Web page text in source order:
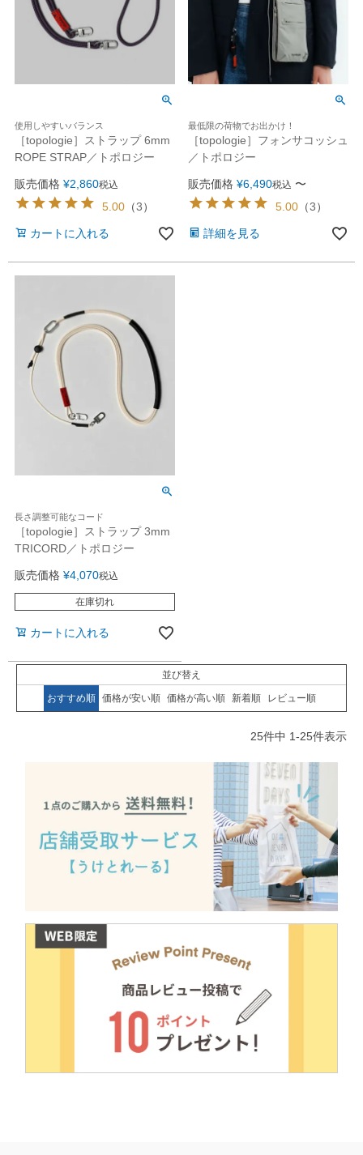
使用しやすいバランス
［topologie］ストラップ 6mm
ROPE STRAP／トポロジー
販売価格 ¥2,860税込
5.00 （3）
カートに入れる
最低限の荷物でお出かけ！
［topologie］フォンサコッシュ
／トポロジー
販売価格 ¥6,490税込 〜
5.00 （3）
詳細を見る
長さ調整可能なコード
［topologie］ストラップ 3mm
TRICORD／トポロジー
販売価格 ¥4,070税込
在庫切れ
カートに入れる
並び替え
おすすめ順 価格が安い順 価格が高い順 新着順 レビュー順
25件中 1-25件表示